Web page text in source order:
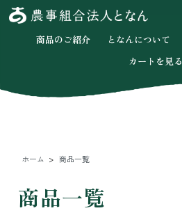
商品のご紹介 となんについて
カートを見る
ホーム > 商品一覧
商品一覧